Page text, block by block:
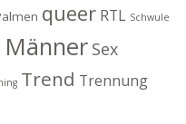
queer RTL Schwule
Sex
Trend Trennung